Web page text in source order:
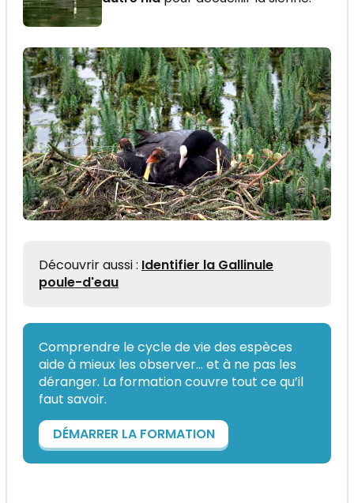
Découvrir aussi : Identifier la Gallinule
poule-d'eau
Comprendre le cycle de vie des espèces
aide à mieux les observer... et à ne pas les
déranger. La formation couvre tout ce qu’il
faut savoir.
DÉMARRER LA FORMATION